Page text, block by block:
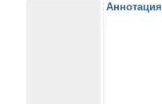
Аннотация